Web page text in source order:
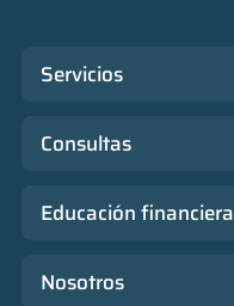
Servicios
Consultas
Educación financiera
Nosotros